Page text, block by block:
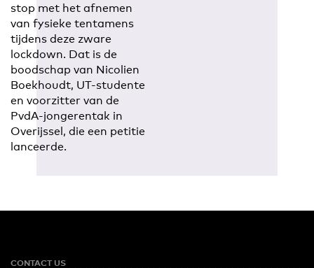
stop met het afnemen
van fysieke tentamens
tijdens deze zware
lockdown. Dat is de
boodschap van Nicolien
Boekhoudt, UT-studente
en voorzitter van de
PvdA-jongerentak in
Overijssel, die een petitie
lanceerde.
CONTACT US